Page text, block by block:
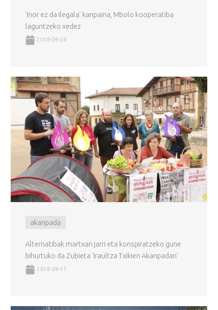
‘Inor ez da ilegala’ kanpaina, Mbolo kooperatiba
laguntzeko xedez
2018-09-28
akanpada
Alternatibak martxan jarri eta konspiratzeko gune
bihurtuko da Zubieta ‘Iraultza Txikien Akanpadan’
2018-09-17